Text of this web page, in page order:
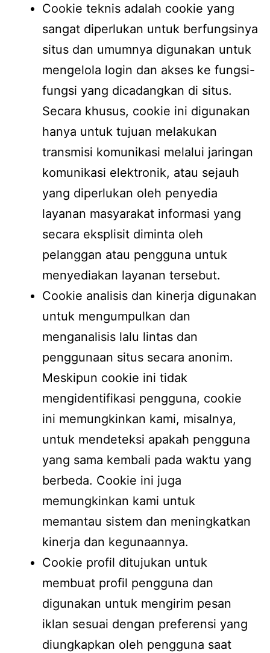
Cookie teknis adalah cookie yang
sangat diperlukan untuk berfungsinya
situs dan umumnya digunakan untuk
mengelola login dan akses ke fungsi-
fungsi yang dicadangkan di situs.
Secara khusus, cookie ini digunakan
hanya untuk tujuan melakukan
transmisi komunikasi melalui jaringan
komunikasi elektronik, atau sejauh
yang diperlukan oleh penyedia
layanan masyarakat informasi yang
secara eksplisit diminta oleh
pelanggan atau pengguna untuk
menyediakan layanan tersebut.
Cookie analisis dan kinerja digunakan
untuk mengumpulkan dan
menganalisis lalu lintas dan
penggunaan situs secara anonim.
Meskipun cookie ini tidak
mengidentifikasi pengguna, cookie
ini memungkinkan kami, misalnya,
untuk mendeteksi apakah pengguna
yang sama kembali pada waktu yang
berbeda. Cookie ini juga
memungkinkan kami untuk
memantau sistem dan meningkatkan
kinerja dan kegunaannya.
Cookie profil ditujukan untuk
membuat profil pengguna dan
digunakan untuk mengirim pesan
iklan sesuai dengan preferensi yang
diungkapkan oleh pengguna saat